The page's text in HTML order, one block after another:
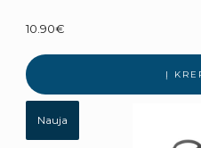
10.90€
Į
Nauja